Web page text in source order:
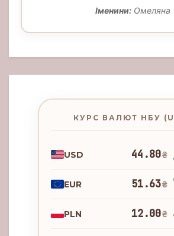
Іменини:Омеляна
КУРС ВАЛЮТ НБУ
USD 44.80₴
EUR 51.63₴
PLN 12.00₴